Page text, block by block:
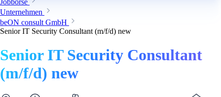
Jobbörse
Unternehmen
beON consult GmbH
Senior IT Security Consultant (m/f/d) new
Senior IT Security Consultant
(m/f/d) new